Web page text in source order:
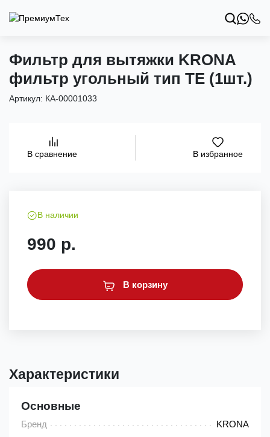
Фильтр для вытяжки KRONA
фильтр угольный тип TE (1шт.)
Артикул: КА-00001033
В сравнение В избранное
В наличии
990 р.
В корзину
Характеристики
Основные
Бренд KRONA